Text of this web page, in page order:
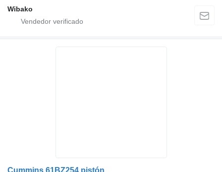
Wibako
Cummins 61BZ254 pistón